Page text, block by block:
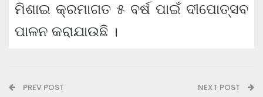
ମିଶାଇ କ୍ରମାଗତ ୫ ବର୍ଷ ପାଇଁ ଦୀପୋତ୍ସବ
ପାଳନ କରାଯାଉଛି ।
PREV POST NEXT POST